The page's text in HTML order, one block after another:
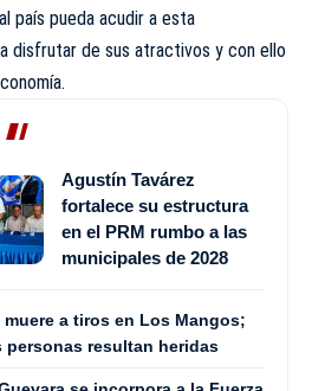
país pueda acudir a esta
disfrutar de sus atractivos y con ello
Agustín Tavárez
fortalece su estructura
en el PRM rumbo a las
municipales de 2028
muere a tiros en Los Mangos;
personas resultan heridas